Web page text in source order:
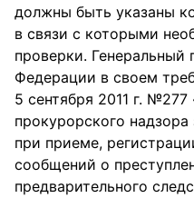
должны быть указаны
в связи с которыми
проверки. Генеральный
Федерации в своем
5 сентября 2011 г.
прокурорского
при приеме,
сообщений о
предварительного